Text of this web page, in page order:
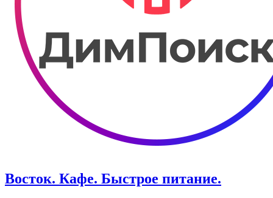
Восток. Кафе. Быстрое питание.